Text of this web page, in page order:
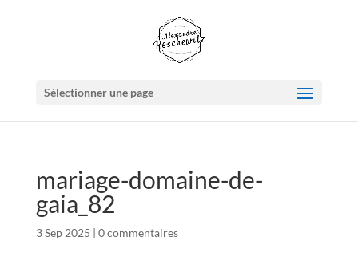
Sélectionner une page
mariage-domaine-de-
gaia_82
3 Sep 2025 | 0 commentaires